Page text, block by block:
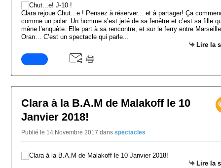
Clara rejoue Chut...e ! Pensez à réserver... et à partager! Ça
comme un polar. Un homme s’est jeté de sa fenêtre et c’est sa fille
mène l’enquête. Elle part à sa rencontre, et sur le ferry entre
Oran… C’est un spectacle qui parle...
Lire la
Clara à la B.A.M de Malakoff le 10
Janvier 2018!
Publié le 14 Novembre 2017 dans spectacles
Lire la